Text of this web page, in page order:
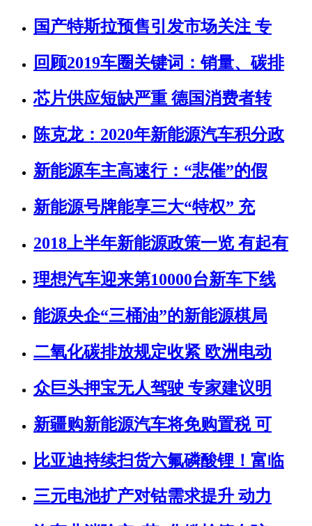
国产特斯拉预售引发市场关注 专
回顾2019车圈关键词：销量、碳排
芯片供应短缺严重 德国消费者转
陈克龙：2020年新能源汽车积分政
新能源车主高速行：“悲催”的假
新能源号牌能享三大“特权” 充
2018上半年新能源政策一览 有起有
理想汽车迎来第10000台新车下线
能源央企“三桶油”的新能源棋局
二氧化碳排放规定收紧 欧洲电动
众巨头押宝无人驾驶 专家建议明
新疆购新能源汽车将免购置税 可
比亚迪持续扫货六氟磷酸锂！富临
三元电池扩产对钴需求提升 动力